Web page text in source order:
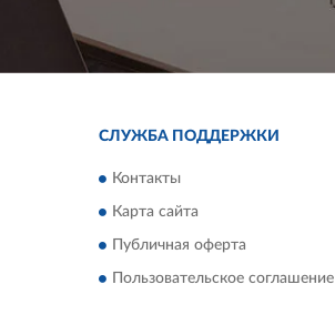
СЛУЖБА ПОДДЕРЖКИ
Контакты
Карта сайта
Публичная оферта
Пользовательское соглашение